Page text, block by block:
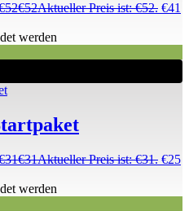
€52Aktueller Preis ist: €52. €41
werden
€31Aktueller Preis ist: €31. €25
werden